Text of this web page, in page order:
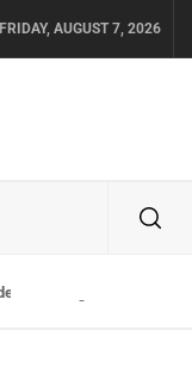
FRIDAY, AUGUST 7, 2026
marketingu na wzrost